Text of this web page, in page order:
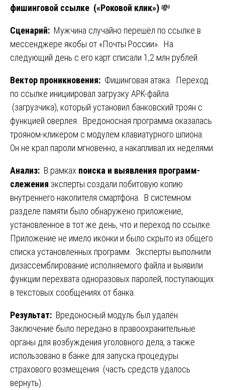
фишинговой ссылке («Роковой клик») 💸
Сценарий: Мужчина случайно перешёл по ссылке в
мессенджере якобы от «Почты России». На
следующий день с его карт списали 1,2 млн рублей.
Вектор проникновения: Фишинговая атака. Переход
по ссылке инициировал загрузку APK-файла
(загрузчика), который установил банковский троян с
функцией оверлея. Вредоносная программа оказалась
трояном-кликером с модулем клавиатурного шпиона.
Он не крал пароли мгновенно, а накапливал их неделями.
Анализ: В рамках поиска и выявления программ-
слежения эксперты создали побитовую копию
внутреннего накопителя смартфона. В системном
разделе памяти было обнаружено приложение,
установленное в тот же день, что и переход по ссылке.
Приложение не имело иконки и было скрыто из общего
списка установленных программ. Эксперты выполнили
дизассемблирование исполняемого файла и выявили
функции перехвата одноразовых паролей, поступающих
в текстовых сообщениях от банка.
Результат: Вредоносный модуль был удалён.
Заключение было передано в правоохранительные
органы для возбуждения уголовного дела, а также
использовано в банке для запуска процедуры
страхового возмещения (часть средств удалось
вернуть).